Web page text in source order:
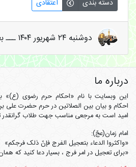
اعتقادی دسته بندی
دوشنبه ۲۴ شهریور ۱۴۰۴ ـــ بعد از نماز ظهر
درباره ما
این وبسایت با نام «احکام حرم رضوی (ع)»
احکام و بیان بین الصلاتین در حرم حضرت
امید است به مرجعی مناسب جهت طلاب گرانقدر
امام زمان(عجّ):
«واکثروا الدعاء بتعجیل الفرج فإنّ ذلک فرجکم»
«برای تعجیل در امر فرج ، بسیار دعا کنید که